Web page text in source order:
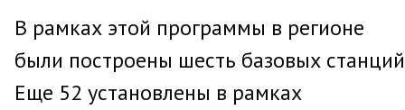
В рамках этой программы в регионе
были построены шесть базовых
Еще 52 установлены в рамках